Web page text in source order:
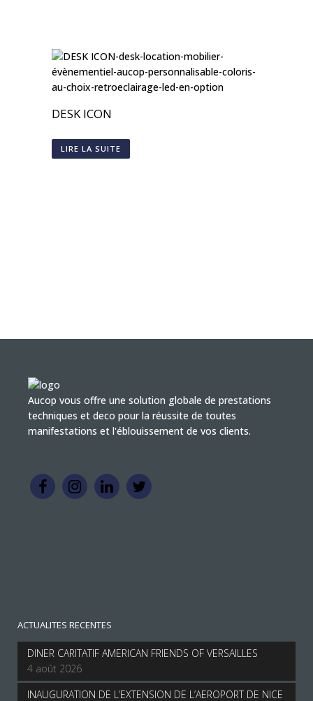
DESK ICON
LIRE LA SUITE
Aucop vous offre une solution globale de prestations
techniques et deco pour la réussite de toutes
manifestations et l'éblouissement de vos clients.
ACTUALITES RECENTES
DINER CARITATIF AMERICAN FRIENDS OF VERSAILLES
4 août 2026
INAUGURATION DE L’EXTENSION DE L’AEROPORT DE NICE